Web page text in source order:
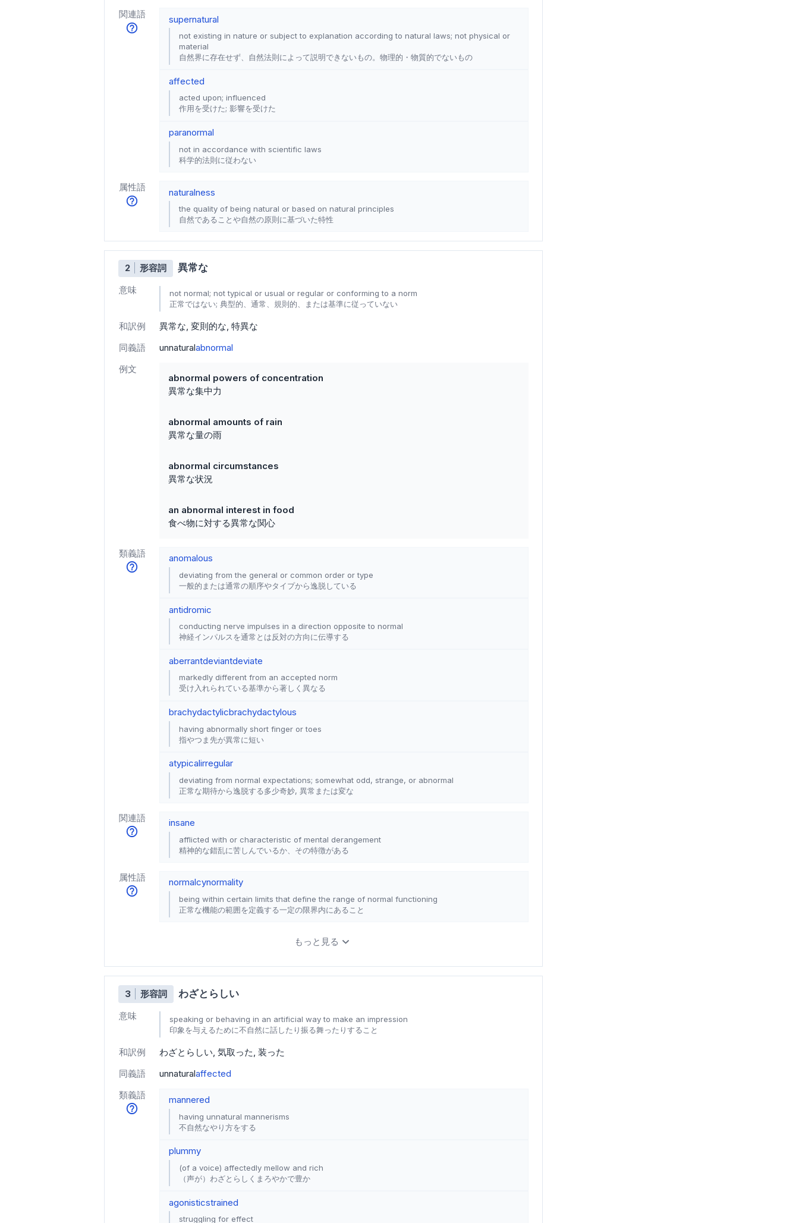
関連語 supernatural
not existing in nature or subject to explanation according to natural laws; not physical or
material
自然界に存在せず、自然法則によって説明できないもの。物理的・物質的でないもの
affected
acted upon; influenced
作用を受けた; 影響を受けた
paranormal
not in accordance with scientific laws
科学的法則に従わない
属性語 naturalness
the quality of being natural or based on natural principles
自然であることや自然の原則に基づいた特性
2 形容詞 異常な
意味
not normal; not typical or usual or regular or conforming to a norm
正常ではない; 典型的、通常、規則的、または基準に従っていない
和訳例 異常な 変則的な 特異な
同義語
unnaturalabnormal
例文
abnormal powers of concentration
異常な集中力
abnormal amounts of rain
異常な量の雨
abnormal circumstances
異常な状況
an abnormal interest in food
食べ物に対する異常な関心
類義語 anomalous
deviating from the general or common order or type
一般的または通常の順序やタイプから逸脱している
antidromic
conducting nerve impulses in a direction opposite to normal
神経インパルスを通常とは反対の方向に伝導する
aberrantdeviantdeviate
markedly different from an accepted norm
受け入れられている基準から著しく異なる
brachydactylicbrachydactylous
having abnormally short finger or toes
指やつま先が異常に短い
atypicalirregular
deviating from normal expectations; somewhat odd, strange, or abnormal
正常な期待から逸脱する多少奇妙, 異常または変な
関連語 insane
afflicted with or characteristic of mental derangement
精神的な錯乱に苦しんでいるか、その特徴がある
属性語 normalcynormality
being within certain limits that define the range of normal functioning
正常な機能の範囲を定義する一定の限界内にあること
もっと見る
3 形容詞 わざとらしい
意味
speaking or behaving in an artificial way to make an impression
印象を与えるために不自然に話したり振る舞ったりすること
和訳例 わざとらしい 気取った 装った
同義語
unnaturalaffected
類義語
mannered
having unnatural mannerisms
不自然なやり方をする
plummy
(of a voice) affectedly mellow and rich
（声が）わざとらしくまろやかで豊か
agonisticstrained
struggling for effect